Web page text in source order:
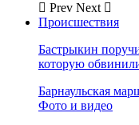
Prev Next
Происшествия
Бастрыкин
которую
Барнаульская
Фото и видео